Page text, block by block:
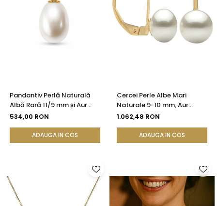
Pandantiv Perlă Naturală
Albă Rară 11/9 mm și Aur
Galben 14K (aur 585) |
534,00 RON
ADAUGA IN COS
Cercei Perle Albe Mari
Naturale 9-10 mm, Aur
Galben 14K, Formă Buton,
1.062,48 RON
ADAUGA IN COS